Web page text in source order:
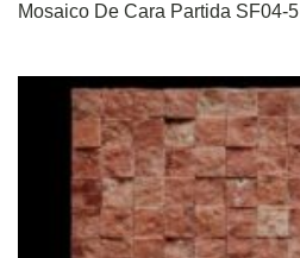
Mosaico De Cara Partida SF04-5